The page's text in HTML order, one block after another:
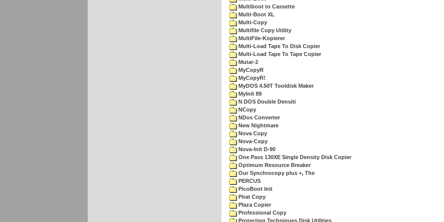
Multiboot to Cassette
Multi-Boot XL
Multi-Copy
Multifile Copy Utility
MultiFile-Kopierer
Multi-Load Tape To Disk Copier
Multi-Load Tape To Tape Copier
Mutar-2
MyCopyR
MyCopyR!
MyDOS 4.50T Tooldisk Maker
MyInit 89
N DOS Double Densiti
NCopy
NDos Converter
New Nightmare
Nova Copy
Nova-Copy
Nova-Init D-90
One Pass 130XE Single Density Disk Copier
Optimum Resource Breaker
Our Synchrocopy plus +, The
PERCUS
PicoBoot Init
Pirat Copy
Plaza Copier
Professional Copy
Protection Techniques Disk Utilities